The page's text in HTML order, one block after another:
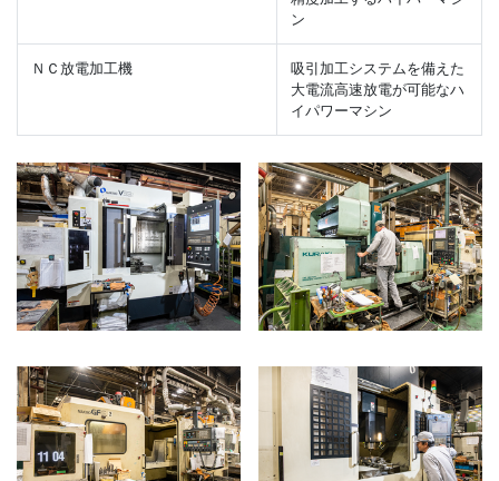
ン
ＮＣ放電加工機
吸引加工システムを備えた
大電流高速放電が可能なハ
イパワーマシン